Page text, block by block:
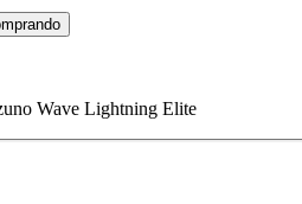
Wave Lightning Elite